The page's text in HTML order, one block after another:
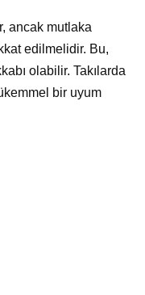
ancak mutlaka
edilmelidir. Bu,
olabilir. Takılarda
bir uyum